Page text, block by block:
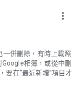
more_vert
併刪除，有時上載照
相簿，或從中刪
要在“最近新增”項目才